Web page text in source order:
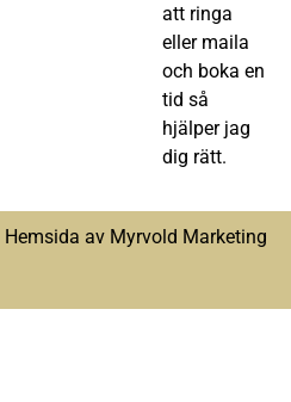
att ringa
eller maila
och boka en
tid så
hjälper jag
dig rätt.
Hemsida av Myrvold Marketing